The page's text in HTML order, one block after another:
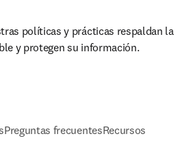
políticas y prácticas respaldan la
y protegen su información.
Preguntas frecuentesRecursos